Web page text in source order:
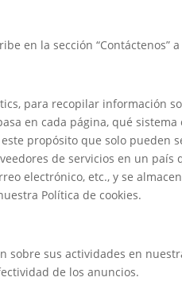
en la sección “Contáctenos”
para recopilar información
en cada página, qué sistema
propósito que solo pueden
de servicios en un país
electrónico, etc., y se
Política de cookies.
sobre sus actividades en
de los anuncios.